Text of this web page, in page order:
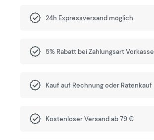
24h Expressversand möglich
5% Rabatt bei Zahlungsart Vorkasse
Kauf auf Rechnung oder Ratenkauf
Kostenloser Versand ab 79 €